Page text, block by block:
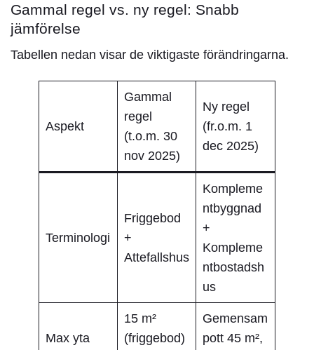
Gammal regel vs. ny regel: Snabb
jämförelse
Tabellen nedan visar de viktigaste förändringarna.
Aspekt
Gammal
regel
(t.o.m. 30
nov 2025)
Ny regel
(fr.o.m. 1
dec 2025)
Terminologi
Friggebod
+
Attefallshus
Kompleme
ntbyggnad
+
Kompleme
ntbostadsh
us
Max yta
15 m²
(friggebod)
Gemensam
pott 45 m²,